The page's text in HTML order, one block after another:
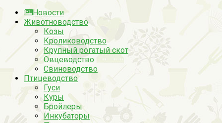
Новости
Животноводство
Козы
Кролиководство
Крупный рогатый скот
Овцеводство
Свиноводство
Птицеводство
Гуси
Куры
Бройлеры
Инкубаторы